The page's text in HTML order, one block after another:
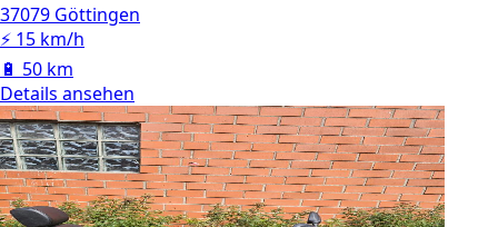
37079 Göttingen
⚡ 15 km/h
🔋 50 km
Details ansehen